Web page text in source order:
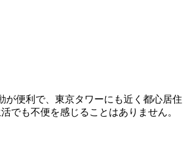
便利で、東京タワーにも近く都心居住
でも不便を感じることはありません。